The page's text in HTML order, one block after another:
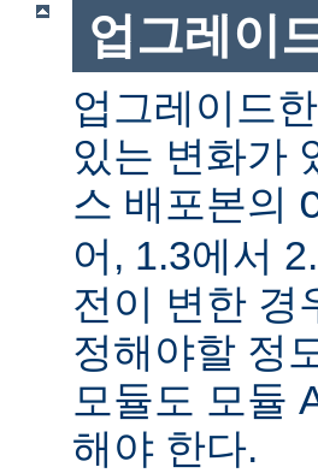
업그레이
업그레이드
있는 변화가
스 배포본의
어, 1.3에서
전이 변한 경
정해야할 정
모듈도 모듈
해야 한다.